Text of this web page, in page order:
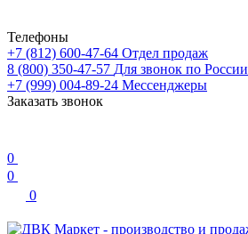
Телефоны
+7 (812) 600-47-64 Отдел продаж
8 (800) 350-47-57 Для звонок по России
+7 (999) 004-89-24 Мессенджеры
Заказать звонок
0
0
0